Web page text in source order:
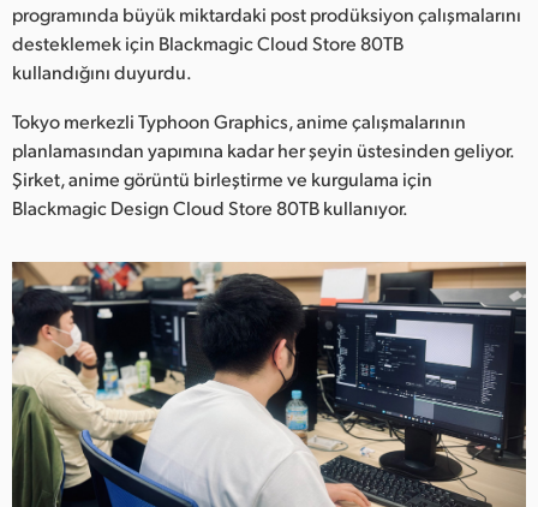
Korea
Mexico
Malaysia
New Zealand
Norway
Poland
Portugal
Singapore
programında büyük miktardaki post prodüksiyon çalışmalarını
desteklemek için Blackmagic Cloud Store 80TB
kullandığını duyurdu.
Tokyo merkezli Typhoon Graphics, anime çalışmalarının
planlamasından yapımına kadar her şeyin üstesinden geliyor.
Şirket, anime görüntü birleştirme ve kurgulama için
Blackmagic Design Cloud Store 80TB kullanıyor.